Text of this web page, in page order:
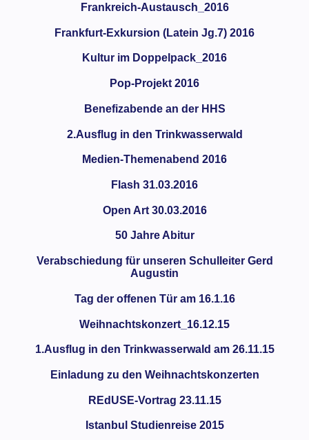
Frankreich-Austausch_2016
Frankfurt-Exkursion (Latein Jg.7) 2016
Kultur im Doppelpack_2016
Pop-Projekt 2016
Benefizabende an der HHS
2.Ausflug in den Trinkwasserwald
Medien-Themenabend 2016
Flash 31.03.2016
Open Art 30.03.2016
50 Jahre Abitur
Verabschiedung für unseren Schulleiter Gerd
Augustin
Tag der offenen Tür am 16.1.16
Weihnachtskonzert_16.12.15
1.Ausflug in den Trinkwasserwald am 26.11.15
Einladung zu den Weihnachtskonzerten
REdUSE-Vortrag 23.11.15
Istanbul Studienreise 2015